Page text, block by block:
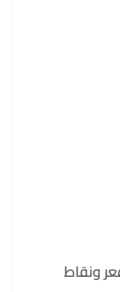
التقعر ونقاط